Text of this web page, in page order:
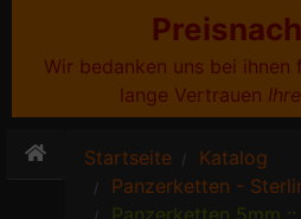
Wir bedanken uns bei ihnen
lange Vertrauen
Startseite
Katalog
Panzerketten -
Panzerketten 5mm